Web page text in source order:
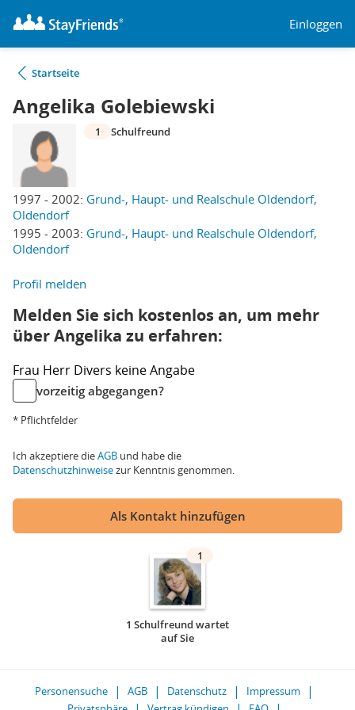
Einloggen
Startseite
Angelika Golebiewski
1997 - 2002: Grund-, Haupt- und Realschule Oldendorf,
Oldendorf
1995 - 2003: Grund-, Haupt- und Realschule Oldendorf,
Oldendorf
1 Schulfreund
Profil melden
Melden Sie sich kostenlos an, um mehr
über Angelika zu erfahren:
Frau Herr Divers keine Angabe
vorzeitig abgegangen?
* Pflichtfelder
Ich akzeptiere dieAGB und habe die
Datenschutzhinweisezur Kenntnis genommen.
Als Kontakt hinzufügen
1
1 Schulfreund wartet
auf Sie
Personensuche AGB Datenschutz
Impressum